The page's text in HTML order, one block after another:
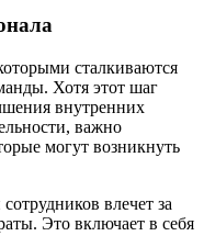
сталкиваются
Хотя этот шаг
внутренних
важно
могут возникнуть
влечет за
Это включает в себя